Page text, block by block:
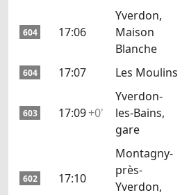
604 17:06
Yverdon,
Maison
Blanche
604 17:07 Les Moulins
603 17:09+0'
Yverdon-
les-Bains,
gare
602 17:10
Montagny-
près-
Yverdon,